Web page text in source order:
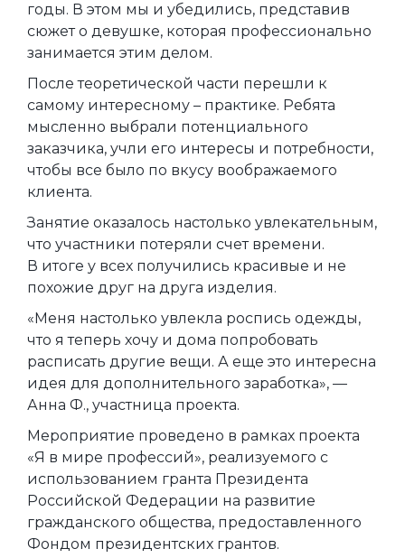
годы. В этом мы и убедились, представив
сюжет о девушке, которая профессионально
занимается этим делом.
После теоретической части перешли к
самому интересному – практике. Ребята
мысленно выбрали потенциального
заказчика, учли его интересы и потребности,
чтобы все было по вкусу воображаемого
клиента.
Занятие оказалось настолько увлекательным,
что участники потеряли счет времени.
В итоге у всех получились красивые и не
похожие друг на друга изделия.
«Меня настолько увлекла роспись одежды,
что я теперь хочу и дома попробовать
расписать другие вещи. А еще это интересна
идея для дополнительного заработка», —
Анна Ф., участница проекта.
Мероприятие проведено в рамках проекта
«Я в мире профессий», реализуемого с
использованием гранта Президента
Российской Федерации на развитие
гражданского общества, предоставленного
Фондом президентских грантов.